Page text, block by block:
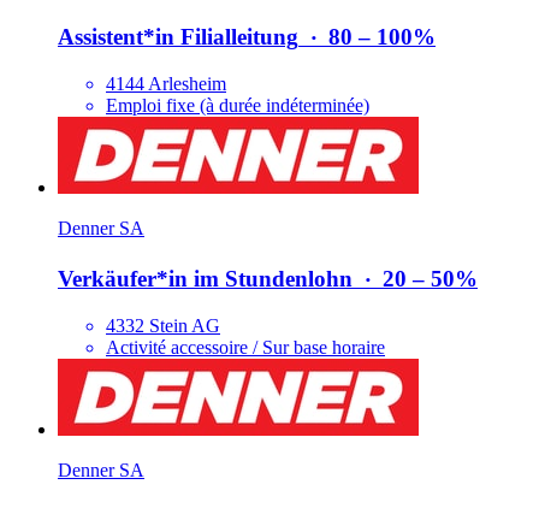
Assistent*​in Filialleitung ‧ 80 – 100%
4144 Arlesheim
Emploi fixe (à durée indéterminée)
Denner SA
Verkäufer*​in im Stundenlohn ‧ 20 – 50%
4332 Stein AG
Activité accessoire / Sur base horaire
Denner SA